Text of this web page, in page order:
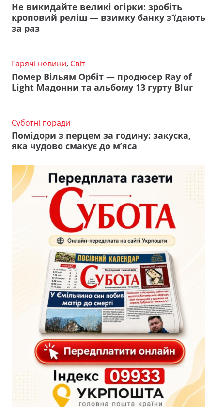
Не викидайте великі огірки: зробіть
кроповий реліш — взимку банку з’їдають
за раз
Гарячі новини, Світ
Помер Вільям Орбіт — продюсер Ray of
Light Мадонни та альбому 13 гурту Blur
Суботні поради
Помідори з перцем за годину: закуска,
яка чудово смакує до м’яса